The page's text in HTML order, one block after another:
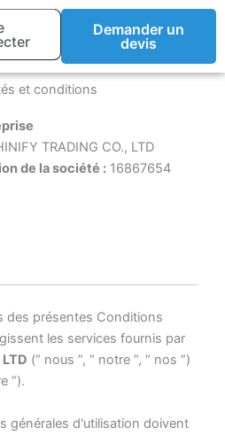
Demander un
devis
et conditions
TRADING CO., LTD
de la société : 16867654
des présentes Conditions
les services fournis par
(“ nous ”, “ notre ”, “ nos ”)
”).
générales d'utilisation doivent